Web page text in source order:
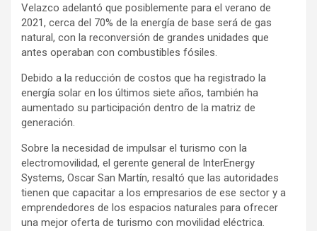
Velazco adelantó que posiblemente para el verano de
2021, cerca del 70% de la energía de base será de gas
natural, con la reconversión de grandes unidades que
antes operaban con combustibles fósiles.
Debido a la reducción de costos que ha registrado la
energía solar en los últimos siete años, también ha
aumentado su participación dentro de la matriz de
generación.
Sobre la necesidad de impulsar el turismo con la
electromovilidad, el gerente general de InterEnergy
Systems, Oscar San Martín, resaltó que las autoridades
tienen que capacitar a los empresarios de ese sector y a
emprendedores de los espacios naturales para ofrecer
una mejor oferta de turismo con movilidad eléctrica.